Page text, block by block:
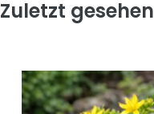
Zuletzt gesehen